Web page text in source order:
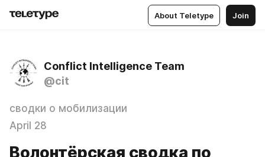
About Teletype Join
Conflict Intelligence Team
@cit
сводки о мобилизации
April 28
Волонтёрская сводка по